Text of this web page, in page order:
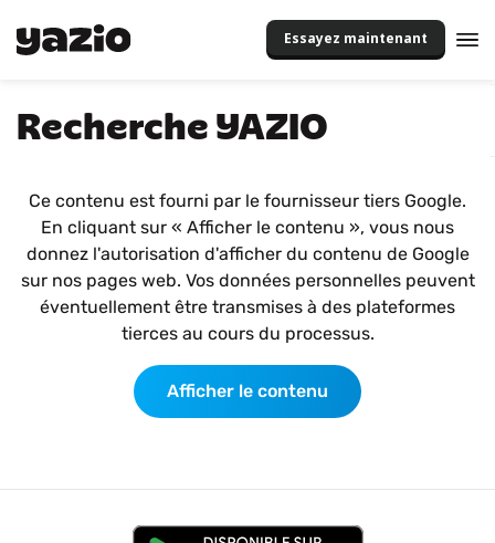
Essayez maintenant
Recherche YAZIO
Ce contenu est fourni par le fournisseur tiers Google.
En cliquant sur « Afficher le contenu », vous nous
donnez l'autorisation d'afficher du contenu de Google
sur nos pages web. Vos données personnelles peuvent
éventuellement être transmises à des plateformes
tierces au cours du processus.
Afficher le contenu